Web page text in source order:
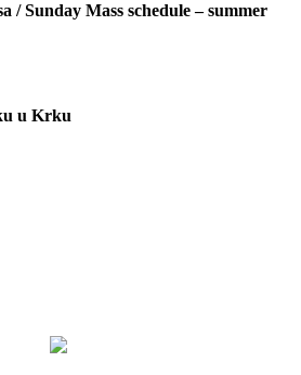
/ Sunday Mass schedule – summer
u Krku